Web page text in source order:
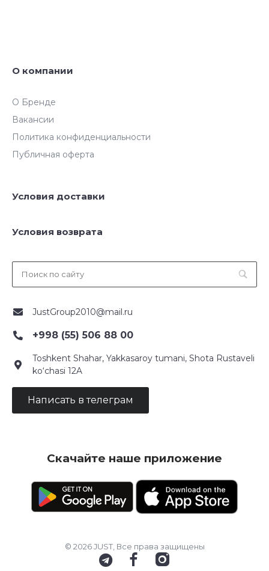
О компании
О Бренде
Вакансии
Политика конфиденциальности
Публичная оферта
Условия доставки
Условия возврата
JustGroup2010@mail.ru
+998 (55) 506 88 00
Toshkent Shahar, Yakkasaroy tumani, Shota Rustaveli
ko‘chasi 12A
Написать в телеграм
Скачайте наше приложение
© 2026 JUST, Все права защищены